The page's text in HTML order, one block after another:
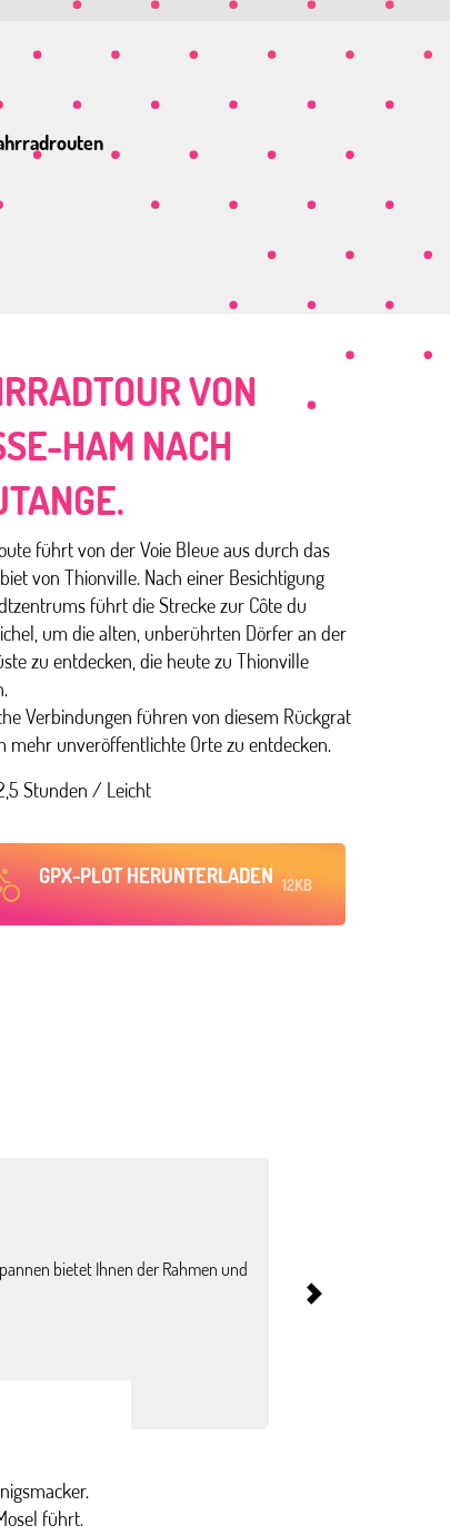
VON
HAM NACH
führt von der Voie Bleue aus durch das
von Thionville. Nach einer Besichtigung
führt die Strecke zur Côte du
um die alten, unberührten Dörfer an der
zu entdecken, die heute zu Thionville
Verbindungen führen von diesem Rückgrat
mehr unveröffentlichte Orte zu entdecken.
Stunden / Leicht
GPX-PLOT HERUNTERLADEN 12KB
bietet Ihnen der Rahmen und
führt.